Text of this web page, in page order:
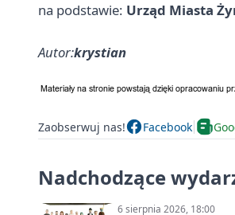
na podstawie: Urząd Miasta
Autor:krystian
Zaobserwuj nas! Facebook
Nadchodzące
6 sierpnia 2026, 18:00